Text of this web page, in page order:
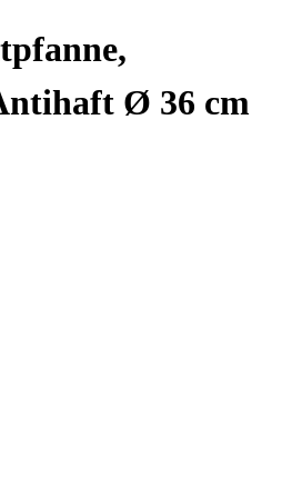
Ø 36 cm